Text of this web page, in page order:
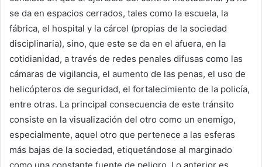
se da en espacios cerrados, tales como la escuela, la
fábrica, el hospital y la cárcel (propias de la sociedad
disciplinaria), sino, que este se da en el afuera, en la
cotidianidad, a través de redes penales difusas como las
cámaras de vigilancia, el aumento de las penas, el uso de
helicópteros de seguridad, el fortalecimiento de la policía,
entre otras. La principal consecuencia de este tránsito
consiste en la visualización del otro como un enemigo,
especialmente, aquel otro que pertenece a las esferas
más bajas de la sociedad, etiquetándose al marginado